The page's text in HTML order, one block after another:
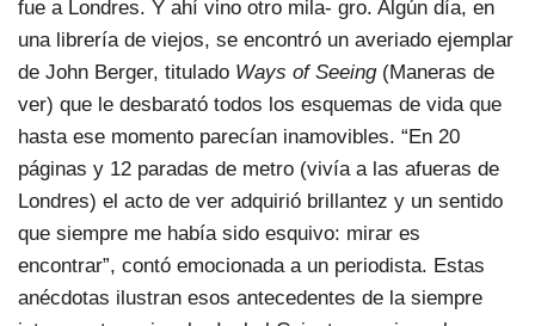
fue a Londres. Y ahí vino otro mila- gro. Algún día, en
una librería de viejos, se encontró un averiado ejemplar
de John Berger, titulado Ways of Seeing(Maneras de
ver) que le desbarató todos los esquemas de vida que
hasta ese momento parecían inamovibles. “En 20
páginas y 12 paradas de metro (vivía a las afueras de
Londres) el acto de ver adquirió brillantez y un sentido
que siempre me había sido esquivo: mirar es
encontrar”, contó emocionada a un periodista. Estas
anécdotas ilustran esos antecedentes de la siempre